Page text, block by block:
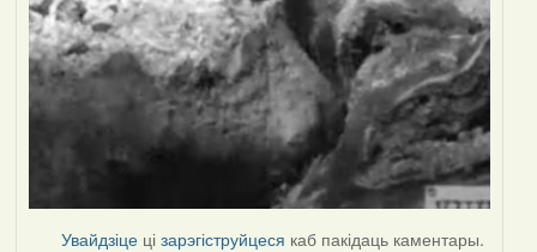
Увайдзіце цізарэгіструйцеся каб пакідаць каментары.